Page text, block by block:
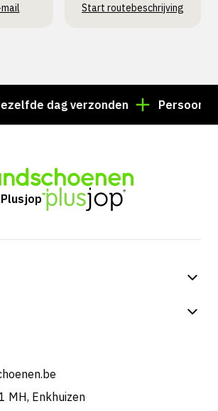
Start routebeschrijving
dag verzonden Persoonlijk
MH, Enkhuizen